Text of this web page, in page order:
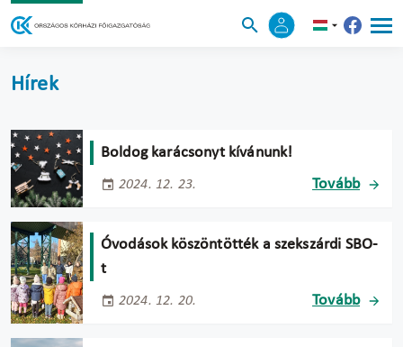
Hírek
Boldog karácsonyt kívánunk!
2024. 12. 23. Tovább
Óvodások köszöntötték a szekszárdi SBO-
t
2024. 12. 20. Tovább